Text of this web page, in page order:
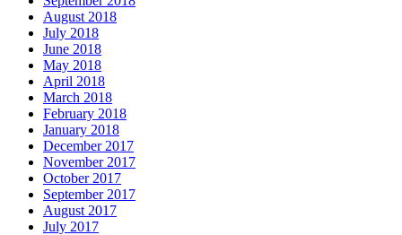
August 2018
July 2018
June 2018
May 2018
April 2018
March 2018
February 2018
January 2018
December 2017
November 2017
October 2017
September 2017
August 2017
July 2017